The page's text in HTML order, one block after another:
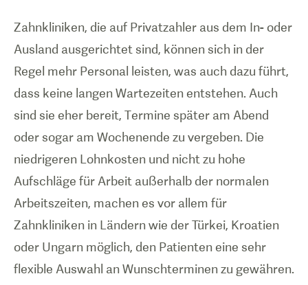
Zahnkliniken, die auf Privatzahler aus dem In- oder
Ausland ausgerichtet sind, können sich in der
Regel mehr Personal leisten, was auch dazu führt,
dass keine langen Wartezeiten entstehen. Auch
sind sie eher bereit, Termine später am Abend
oder sogar am Wochenende zu vergeben. Die
niedrigeren Lohnkosten und nicht zu hohe
Aufschläge für Arbeit außerhalb der normalen
Arbeitszeiten, machen es vor allem für
Zahnkliniken in Ländern wie der Türkei, Kroatien
oder Ungarn möglich, den Patienten eine sehr
flexible Auswahl an Wunschterminen zu gewähren.